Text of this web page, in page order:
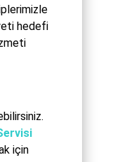
hedefi
için